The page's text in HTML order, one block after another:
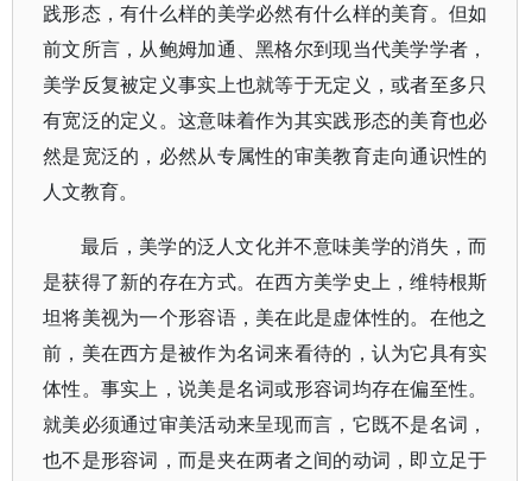
践形态，有什么样的美学必然有什么样的美育。但如
前文所言，从鲍姆加通、黑格尔到现当代美学学者，
美学反复被定义事实上也就等于无定义，或者至多只
有宽泛的定义。这意味着作为其实践形态的美育也必
然是宽泛的，必然从专属性的审美教育走向通识性的
人文教育。
最后，美学的泛人文化并不意味美学的消失，而
是获得了新的存在方式。在西方美学史上，维特根斯
坦将美视为一个形容语，美在此是虚体性的。在他之
前，美在西方是被作为名词来看待的，认为它具有实
体性。事实上，说美是名词或形容词均存在偏至性。
就美必须通过审美活动来呈现而言，它既不是名词，
也不是形容词，而是夹在两者之间的动词，即立足于